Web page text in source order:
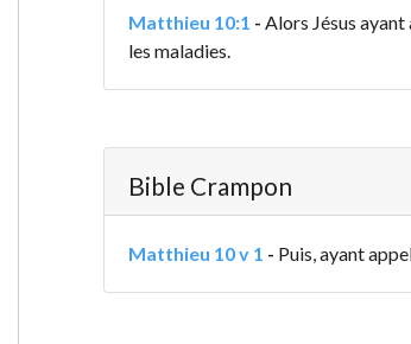
Matthieu 10:1 - Alors Jésus
les maladies.
Bible Crampon
Matthieu 10 v 1 - Puis, ayant